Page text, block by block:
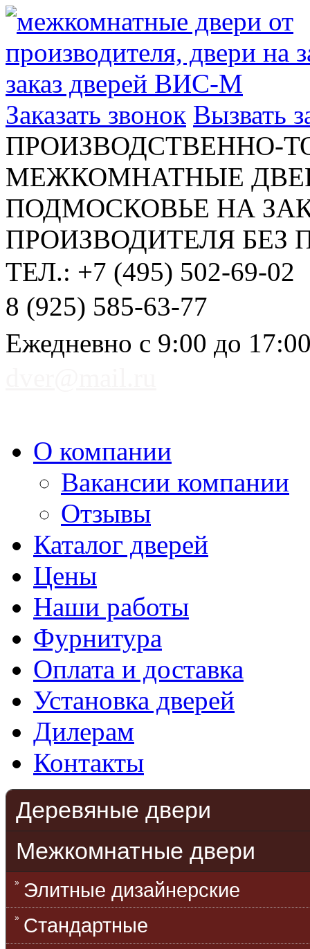
Заказать звонок Вызвать
ПРОИЗВОДСТВЕННО-
МЕЖКОМНАТНЫЕ
ПОДМОСКОВЬЕ НА
ПРОИЗВОДИТЕЛЯ БЕЗ
ТЕЛ.: +7 (495) 502-69-02
8 (925) 585-63-77
Ежедневно с 9:00 до
О компании
Вакансии компании
Отзывы
Каталог дверей
Цены
Наши работы
Фурнитура
Оплата и доставка
Установка дверей
Дилерам
Контакты
Деревяные двери
Межкомнатные двери
Элитные дизайнерские
Стандартные